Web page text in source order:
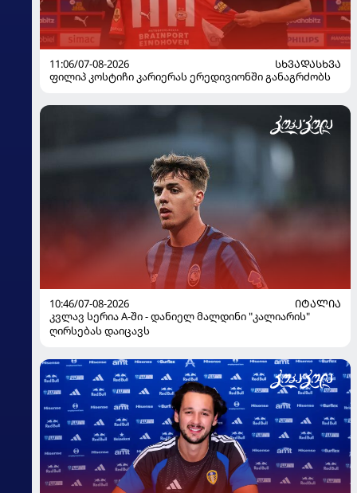
11:06/07-08-2026
ᲡᲮᲕᲐᲓᲐᲡᲮᲕᲐ
ფილიპ კოსტიჩი კარიერას ერედივიონში განაგრძობს
10:46/07-08-2026
ᲘᲢᲐᲚᲘᲐ
კვლავ სერია A-ში - დანიელ მალდინი "კალიარის"
ღირსებას დაიცავს